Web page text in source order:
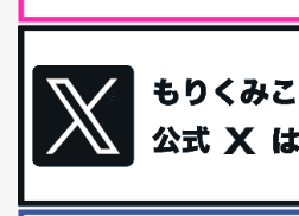
今回は、最近毎回定期的に購入してい
礼品トップ５を紹介します。今までい
更年期を穏やかに乗りきるために今で
アラフィフからの体と心の整え方。
といった更年期症状はまだ...
白髪・美容・免疫力、現代人に足りな